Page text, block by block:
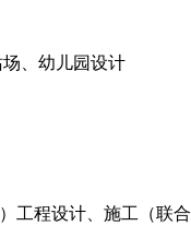
、幼儿园设计
工程设计、施工（联合